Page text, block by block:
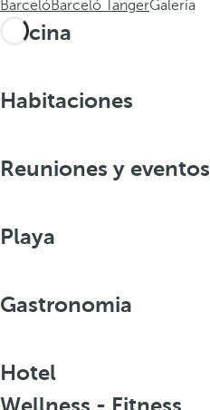
BarcelóBarceló TangerGalería
Piscina
Habitaciones
Reuniones y eventos
Playa
Gastronomia
Hotel